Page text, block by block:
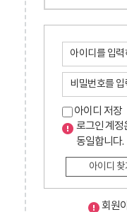
아이디 저장
로그인 계정
동일합니다.
아이디 찾
회원